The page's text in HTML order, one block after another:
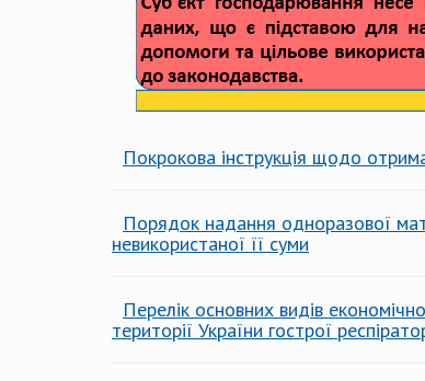
Покрокова інструкція щодо
Порядок надання одноразової
невикористаної її суми
Перелік основних видів
території України гострої